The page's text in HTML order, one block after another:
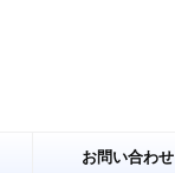
お問い合わせ